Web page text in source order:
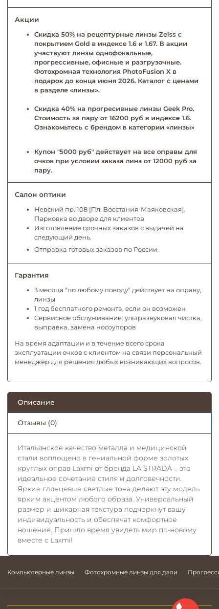
Акции
Скидка 50% на рецептурные линзы Zeiss с
покрытием Gold в индексе 1.6 и 1.67. В акции
участвуют линзы однофокальные,
прогрессивные, офисные и разгрузочные.
Фотохромная технология PhotoFusion X в
подарок до конца июня 2026. Каталог с ценами
в разделе «линзы».
Скидка 40% на прогресивные линзы Geek Pro.
Стоимость за пару от 16200 руб в индексе 1.6.
Ознакомьтесь с брендом в категории «линзы»
Купон "5000 руб" действует на все оправы для
очков при условии заказа линз от 12000 руб за
пару.
Салон оптики
Невский пр. 108 [Пл. Восстания-Маяковская].
Парковка во дворе для клиентов
Изготовление срочных заказов с выдачей на
следующий день.
Отправка готовых заказов по России.
Гарантия
3 месяца "по любому поводу" действует на оправу,
линзы
1 год бесплатного ремонта, если он возможен
Сервисное обслуживание: ультразвуковая чистка,
выправка, замена носоупоров
На время адаптации и в течение всего срока
эксплуатации очков с клиентом на связи персональный
менеджер для решения любых возникающих вопросов.
Описание
Отзывы (0)
Итальянское качество металла и медицинской
стали воплощено в гениальной форме золотых
круглых оправ Laxmi от бренда LA STRADA – это
идеальное сочетание стиля и долговечности.
Яркие глянцевые светлые тона делают эту модель
ярким акцентом любого образа. Универсальный
размер и шикарная текстура подчеркнут вашу
индивидуальность и обеспечат комфортное
ношение. Пришло время увидеть мир по-новому
вместе с Laxmi!
Компьютерные линзы Фотохромные линзы для дали